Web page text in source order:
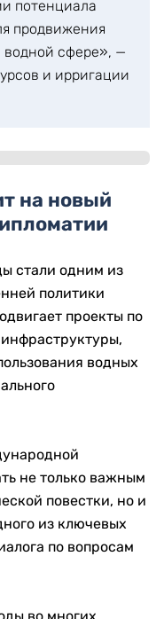
потенциала
продвижения
сфере», —
и ирригации
на новый
стали одним из
политики
проекты по
водных
не только важным
повестки, но и
из ключевых
по вопросам